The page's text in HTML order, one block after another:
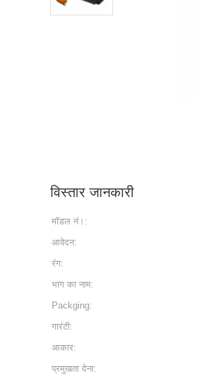
विस्तार जानकारी
मॉडल नं।:
आवेदन:
रंग:
भाग का नाम:
Packging:
गारंटी:
आकार:
प्रमुखता देना: